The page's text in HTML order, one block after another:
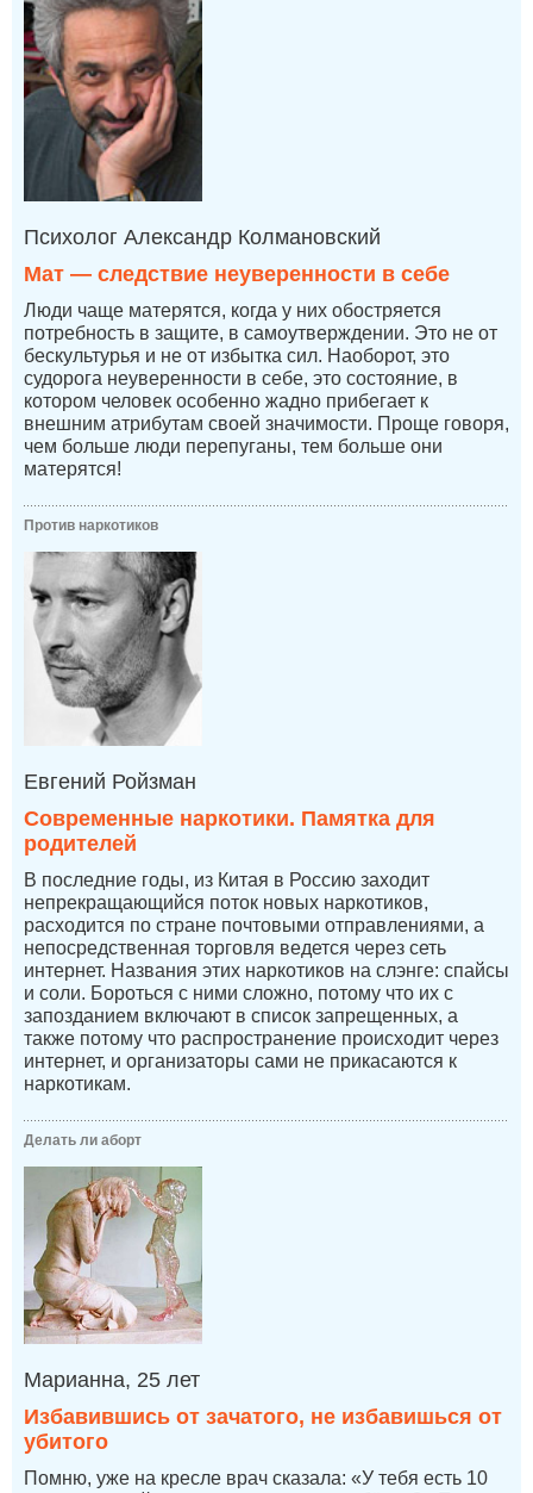
Психолог Александр Колмановский
Мат — следствие неуверенности в себе
Люди чаще матерятся, когда у них обостряется
потребность в защите, в самоутверждении. Это не от
бескультурья и не от избытка сил. Наоборот, это
судорога неуверенности в себе, это состояние, в
котором человек особенно жадно прибегает к
внешним атрибутам своей значимости. Проще говоря,
чем больше люди перепуганы, тем больше они
матерятся!
Против наркотиков
Евгений Ройзман
Современные наркотики. Памятка для
родителей
В последние годы, из Китая в Россию заходит
непрекращающийся поток новых наркотиков,
расходится по стране почтовыми отправлениями, а
непосредственная торговля ведется через сеть
интернет. Названия этих наркотиков на слэнге: спайсы
и соли. Бороться с ними сложно, потому что их с
запозданием включают в список запрещенных, а
также потому что распространение происходит через
интернет, и организаторы сами не прикасаются к
наркотикам.
Делать ли аборт
Марианна, 25 лет
Избавившись от зачатого, не избавишься от
убитого
Помню, уже на кресле врач сказала: «У тебя есть 10